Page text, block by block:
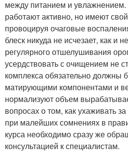
между питанием и
работают активно, но имеют
провоцируя очаговые
блеск никуда не исчезает, как и
регулярного отшелушивания
усердствовать с очищением не
комплекса обязательно должны
матирующими компонентами и
нормализуют объем
вопросах о том, как ухаживать
при малейших сомнениях в
курса необходимо сразу же
консультацией к специалистам.